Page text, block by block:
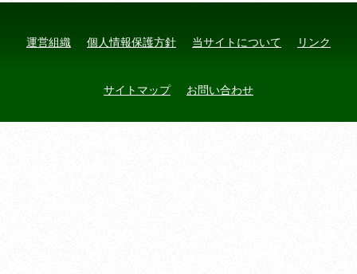
運営組織 個人情報保護方針 当サイトについて リンク
サイトマップ お問い合わせ